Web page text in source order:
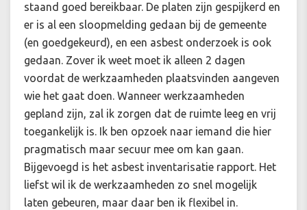
staand goed bereikbaar. De platen zijn gespijkerd en
er is al een sloopmelding gedaan bij de gemeente
(en goedgekeurd), en een asbest onderzoek is ook
gedaan. Zover ik weet moet ik alleen 2 dagen
voordat de werkzaamheden plaatsvinden aangeven
wie het gaat doen. Wanneer werkzaamheden
gepland zijn, zal ik zorgen dat de ruimte leeg en vrij
toegankelijk is. Ik ben opzoek naar iemand die hier
pragmatisch maar secuur mee om kan gaan.
Bijgevoegd is het asbest inventarisatie rapport. Het
liefst wil ik de werkzaamheden zo snel mogelijk
laten gebeuren, maar daar ben ik flexibel in.